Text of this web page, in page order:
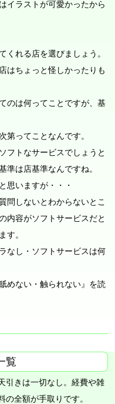
イラストが可愛かったから
くれる店を選びましょう。
はちょっと怪しかったりも
のは何ってことですが、基
第ってことなんです。
フトなサービスでしょうと
準は店基準なんですね。
思いますが・・・
問しないとわからないとこ
内容がソフトサービスだと
す。
なし・ソフトサービスは何
めない・触られない』を読
覧
引きは一切なし。経費や雑
全額が手取りです。